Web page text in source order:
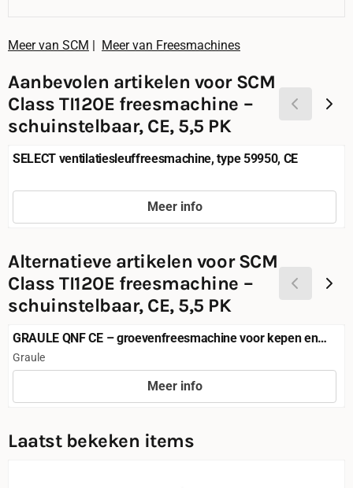
Meer van SCM | Meer van Freesmachines
Aanbevolen artikelen voor SCM
Class TI120E freesmachine –
schuinstelbaar, CE, 5,5 PK
SELECT ventilatiesleuffreesmachine, type 59950, CE
Meer info
Alternatieve artikelen voorSCM
Class TI120E freesmachine –
schuinstelbaar, CE, 5,5 PK
GRAULE QNF CE – groevenfreesmachine voor kepen en
verstekken
Merk:
Graule
Meer info
Laatst bekeken items